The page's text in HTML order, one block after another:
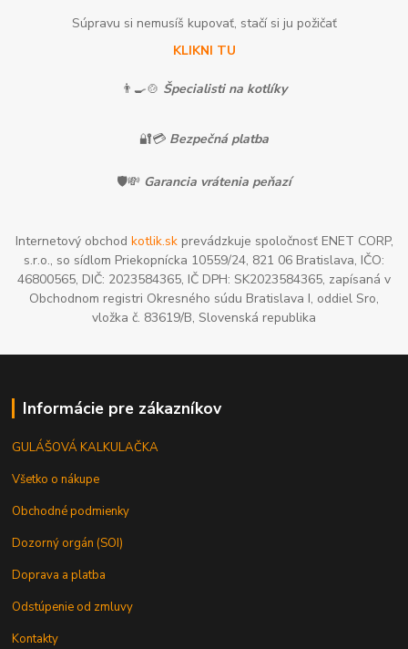
Súpravu si nemusíš kupovať, stačí si ju požičať
KLIKNI TU
👨‍🍳🍲 Špecialisti na kotlíky
🔐💳 Bezpečná platba
🛡️💸 Garancia vrátenia peňazí
Internetový obchod kotlik.skprevádzkuje spoločnosť ENET CORP,
s.r.o., so sídlom Priekopnícka 10559/24, 821 06 Bratislava, IČO:
46800565, DIČ: 2023584365, IČ DPH: SK2023584365, zapísaná v
Obchodnom registri Okresného súdu Bratislava I, oddiel Sro,
vložka č. 83619/B, Slovenská republika
Informácie pre zákazníkov
GULÁŠOVÁ KALKULAČKA
Všetko o nákupe
Obchodné podmienky
Dozorný orgán (SOI)
Doprava a platba
Odstúpenie od zmluvy
Kontakty